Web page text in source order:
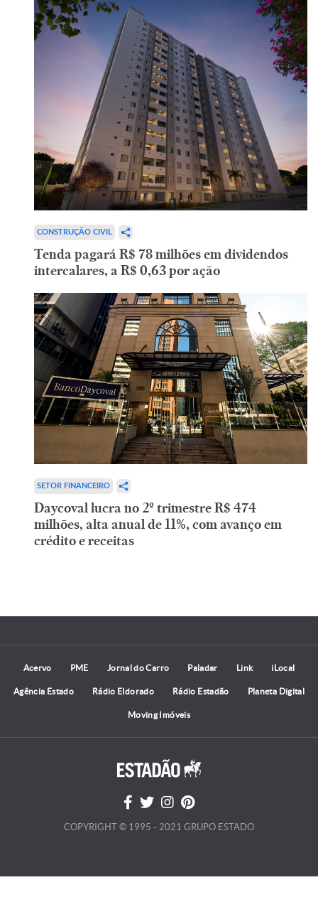
CONSTRUÇÃO CIVIL
Tenda pagará R$ 78 milhões em dividendos
intercalares, a R$ 0,63 por ação
SETOR FINANCEIRO
Daycoval lucra no 2º trimestre R$ 474
milhões, alta anual de 11%, com avanço em
crédito e receitas
Acervo PME Jornal do Carro Paladar Link iLocal
Agência Estado Rádio Eldorado Rádio Estadão Planeta Digital
Moving Imóveis
COPYRIGHT © 1995 - 2021 GRUPO ESTADO